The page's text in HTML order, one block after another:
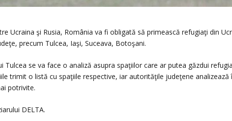
Ucraina şi Rusia, România va fi obligată să primească refugiaţi din
precum Tulcea, Iaşi, Suceava, Botoşani.
Tulcea se va face o analiză asupra spaţiilor care ar putea găzdui
trimit o listă cu spaţiile respective, iar autorităţile judeţene analizează
potrivite.
DELTA.